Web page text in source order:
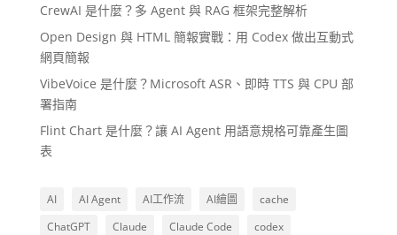
CrewAI 是什麼？多 Agent 與 RAG 框架完整解析
Open Design 與 HTML 簡報實戰：用 Codex 做出互動式
網頁簡報
VibeVoice 是什麼？Microsoft ASR、即時 TTS 與 CPU 部
署指南
Flint Chart 是什麼？讓 AI Agent 用語意規格可靠產生圖
表
AI AI Agent AI工作流 AI繪圖
cache
ChatGPT
Claude Claude Code
codex